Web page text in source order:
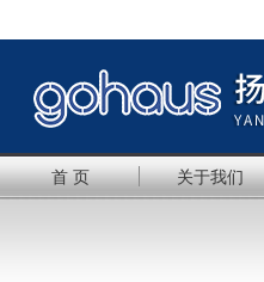
首 页 关于我们